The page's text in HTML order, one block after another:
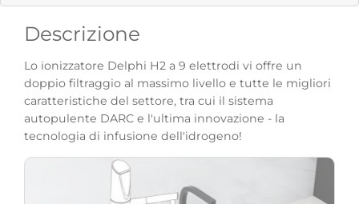
Descrizione
Lo ionizzatore Delphi H2 a 9 elettrodi vi offre un
doppio filtraggio al massimo livello e tutte le migliori
caratteristiche del settore, tra cui il sistema
autopulente DARC e l'ultima innovazione - la
tecnologia di infusione dell'idrogeno!